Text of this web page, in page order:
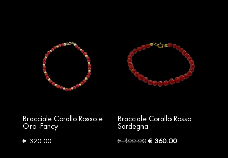
Bracciale Corallo Rosso e
Oro -Fancy
€ 320.00
Bracciale Corallo Rosso
Sardegna
€400.00Original
€ 360.00Current